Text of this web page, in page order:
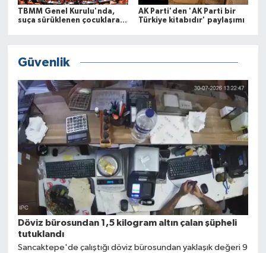
TBMM Genel Kurulu'nda,
suça sürüklenen çocuklara
AK Parti'den 'AK Parti bir
Türkiye kitabıdır' paylaşımı
Güvenlik
Döviz bürosundan 1,5 kilogram altın çalan şüpheli
tutuklandı
Sancaktepe'de çalıştığı döviz bürosundan yaklaşık değeri 9